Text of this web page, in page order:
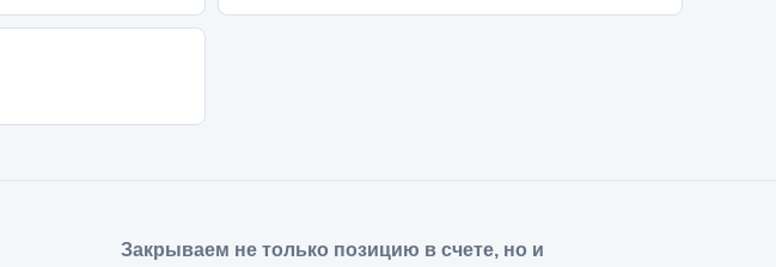
Закрываем не только позицию в счете, но и